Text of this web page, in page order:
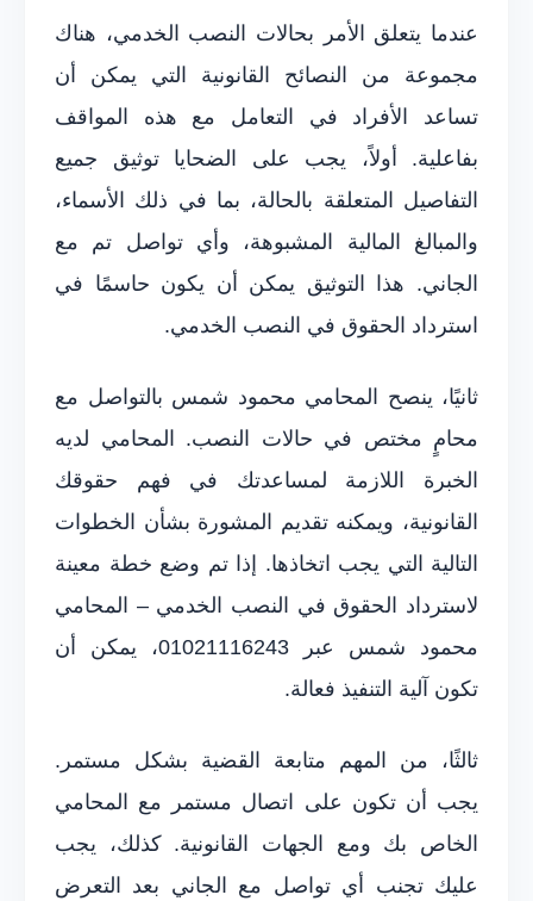
عندما يتعلق الأمر بحالات النصب الخدمي، هناك
مجموعة من النصائح القانونية التي يمكن أن
تساعد الأفراد في التعامل مع هذه المواقف
بفاعلية. أولاً، يجب على الضحايا توثيق جميع
التفاصيل المتعلقة بالحالة، بما في ذلك الأسماء،
والمبالغ المالية المشبوهة، وأي تواصل تم مع
الجاني. هذا التوثيق يمكن أن يكون حاسمًا في
استرداد الحقوق في النصب الخدمي.
ثانيًا، ينصح المحامي محمود شمس بالتواصل مع
محامٍ مختص في حالات النصب. المحامي لديه
الخبرة اللازمة لمساعدتك في فهم حقوقك
القانونية، ويمكنه تقديم المشورة بشأن الخطوات
التالية التي يجب اتخاذها. إذا تم وضع خطة معينة
لاسترداد الحقوق في النصب الخدمي – المحامي
محمود شمس عبر 01021116243، يمكن أن
تكون آلية التنفيذ فعالة.
ثالثًا، من المهم متابعة القضية بشكل مستمر.
يجب أن تكون على اتصال مستمر مع المحامي
الخاص بك ومع الجهات القانونية. كذلك، يجب
عليك تجنب أي تواصل مع الجاني بعد التعرض